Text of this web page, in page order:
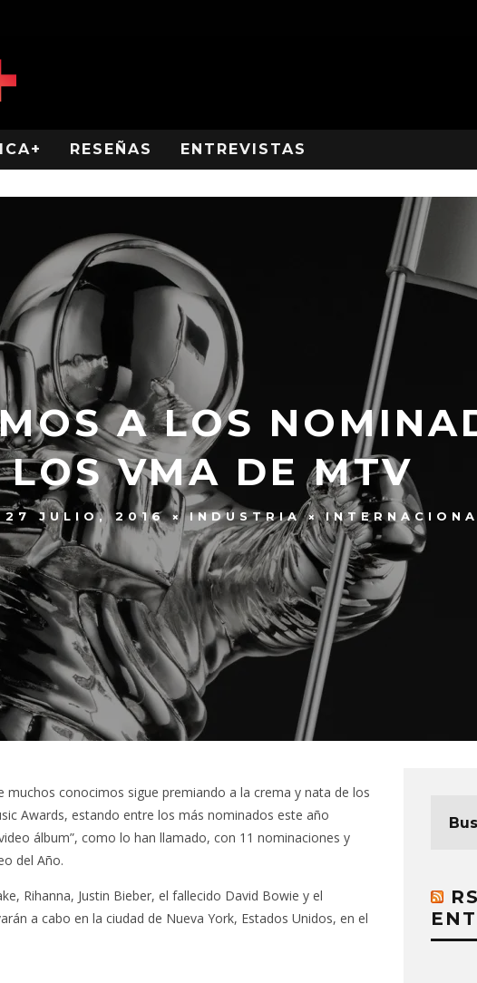
RESEÑAS ENTREVISTAS
A LOS
LOS VMA DE MTV
27 JULIO, 2016 INDUSTRIA
conocimos sigue premiando a la crema y nata de los
Awards, estando entre los más nominados este año
álbum”, como lo han llamado, con 11 nominaciones y
del Año.
Rihanna, Justin Bieber, el fallecido David Bowie y el
a cabo en la ciudad de Nueva York, Estados Unidos, en el